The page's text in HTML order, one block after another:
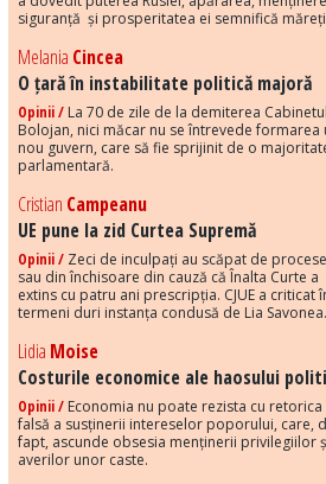
siguranță și prosperitatea ei semnifică
Melania Cincea
O țară în instabilitate politică majoră
Opinii / La 70 de zile de la demiterea
Bolojan, nici măcar nu se întrevede formarea
nou guvern, care să fie sprijinit de o
parlamentară.
Cristian Campeanu
UE pune la zid Curtea Supremă
Opinii / Zeci de inculpați au scăpat de procese
sau din închisoare din cauză că Înalta Curte a
extins cu patru ani prescripția. CJUE a criticat
termeni duri instanța condusă de Lia Savonea.
Lidia Moise
Costurile economice ale haosului
Opinii / Economia nu poate rezista cu retorica
falsă a susținerii intereselor poporului, care,
fapt, ascunde obsesia menținerii privilegiilor
averilor unor caste.